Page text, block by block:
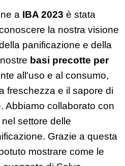
a IBA 2023 è stata
la nostra visione
panificazione e della
basi precotte per
all'uso e al consumo,
freschezza e il sapore di
Abbiamo collaborato con
settore delle
Grazie a questa
mostrare come le